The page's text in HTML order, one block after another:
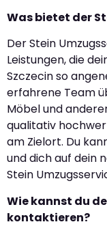
Was bietet der
Der Stein
Leistungen, die
Szczecin so
erfahrene Team
Möbel und
qualitativ
am Zielort. Du
und dich auf dein
Stein
Wie kannst du
kontaktieren?